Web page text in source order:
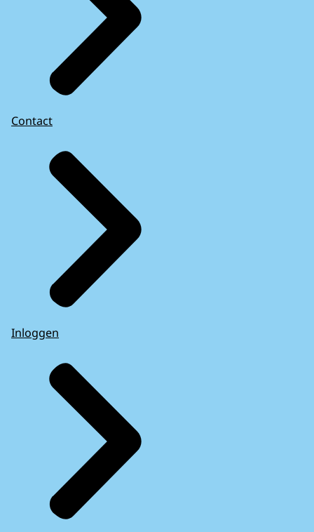
Contact
Inloggen